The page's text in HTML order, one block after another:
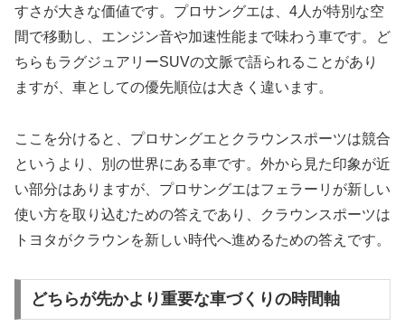
すさが大きな価値です。プロサングエは、4人が特別な空
間で移動し、エンジン音や加速性能まで味わう車です。ど
ちらもラグジュアリーSUVの文脈で語られることがあり
ますが、車としての優先順位は大きく違います。
ここを分けると、プロサングエとクラウンスポーツは競合
というより、別の世界にある車です。外から見た印象が近
い部分はありますが、プロサングエはフェラーリが新しい
使い方を取り込むための答えであり、クラウンスポーツは
トヨタがクラウンを新しい時代へ進めるための答えです。
どちらが先かより重要な車づくりの時間軸